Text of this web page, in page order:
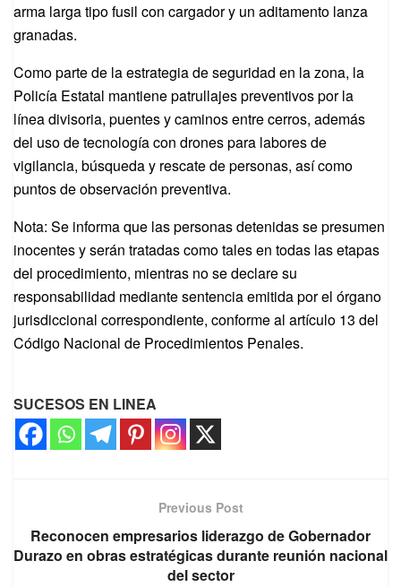
arma larga tipo fusil con cargador y un aditamento lanza
granadas.
Como parte de la estrategia de seguridad en la zona, la
Policía Estatal mantiene patrullajes preventivos por la
línea divisoria, puentes y caminos entre cerros, además
del uso de tecnología con drones para labores de
vigilancia, búsqueda y rescate de personas, así como
puntos de observación preventiva.
Nota: Se informa que las personas detenidas se presumen
inocentes y serán tratadas como tales en todas las etapas
del procedimiento, mientras no se declare su
responsabilidad mediante sentencia emitida por el órgano
jurisdiccional correspondiente, conforme al artículo 13 del
Código Nacional de Procedimientos Penales.
SUCESOS EN LINEA
Previous Post
Reconocen empresarios liderazgo de Gobernador
Durazo en obras estratégicas durante reunión nacional
del sector